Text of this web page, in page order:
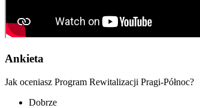
Ankieta
Jak oceniasz Program Rewitalizacji Pragi-Północ?
Dobrze